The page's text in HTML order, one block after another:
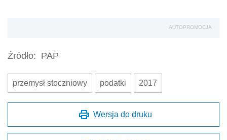
AUTOPROMOCJA
Źródło: PAP
przemysł stoczniowy podatki 2017
Wersja do druku